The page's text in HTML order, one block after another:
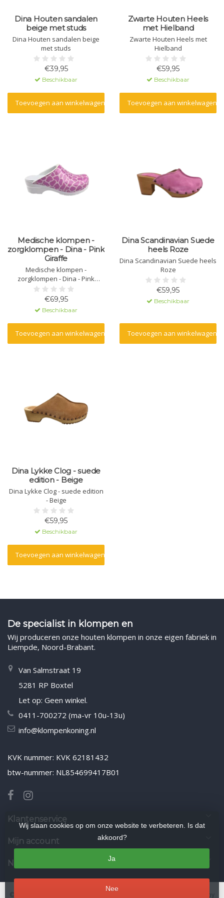
Dina Houten sandalen
beige met studs
Dina Houten sandalen beige
met studs
€39,95
Beschikbaar
Toevoegen aan winkelwagen
Zwarte Houten Heels
met Hielband
Zwarte Houten Heels met
Hielband
€59,95
Beschikbaar
Toevoegen aan winkelwagen
Medische klompen -
zorgklompen - Dina - Pink
Giraffe
Medische klompen -
zorgklompen - Dina - Pink
Giraffe
€69,95
Beschikbaar
Toevoegen aan winkelwagen
Dina Scandinavian Suede
heels Roze
Dina Scandinavian Suede heels
Roze
€59,95
Beschikbaar
Toevoegen aan winkelwagen
Dina Lykke Clog - suede
edition - Beige
Dina Lykke Clog - suede edition
- Beige
€59,95
Beschikbaar
Toevoegen aan winkelwagen
De specialist in klompen en
Wij produceren onze houten klompen in onze eigen fabriek in
Liempde, Noord-Brabant.
Van Salmstraat 19
5281 RP Boxtel
Let op: Geen winkel.
0411-700272 (ma-vr 10u-13u)
info@klompenkoning.nl
KVK nummer: KVK 62181432
btw-nummer: NL854699417B01
Klantenservice
Mijn account
Nieuwsbrief
Wij slaan cookies op om onze website te verbeteren. Is dat
akkoord?
Ja
Nee
© Copyright 2026 Klompenkoning.nl - Powered by